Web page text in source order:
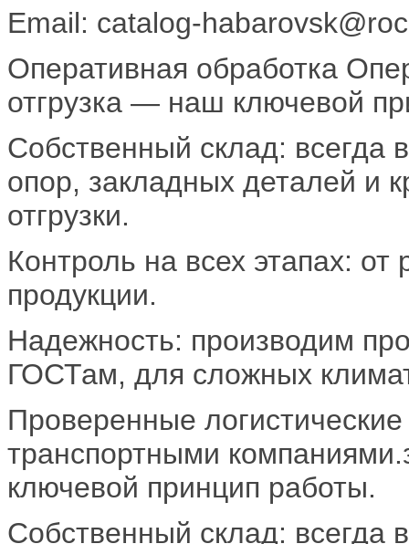
Email: catalog-
Оперативная обработка
отгрузка — наш ключевой
Собственный склад: всегда
опор, закладных деталей и
отгрузки.
Контроль на всех этапах: от
продукции.
Надежность: производим
ГОСТам, для сложных
Проверенные
транспортными
ключевой принцип работы.
Собственный склад: всегда